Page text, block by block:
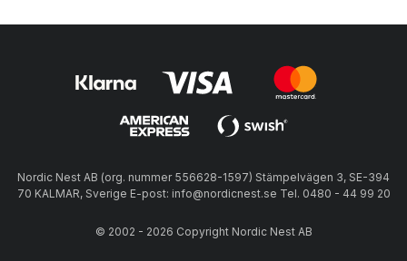
Nordic Nest AB (org. nummer 556628-1597) Stämpelvägen 3, SE-394
70 KALMAR, Sverige E-post: info@nordicnest.se Tel. 0480 - 44 99 20
© 2002 - 2026 Copyright Nordic Nest AB